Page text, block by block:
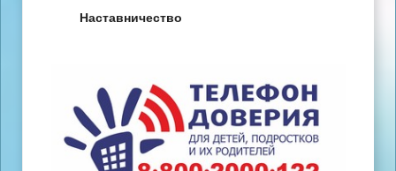
Наставничество